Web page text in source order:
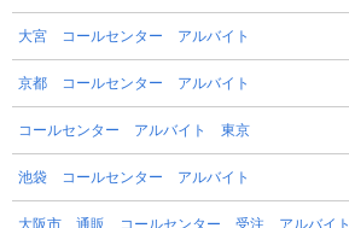
大宮 コールセンター アルバイト
京都 コールセンター アルバイト
コールセンター アルバイト 東京
池袋 コールセンター アルバイト
大阪市 通販 コールセンター 受注 アルバイト